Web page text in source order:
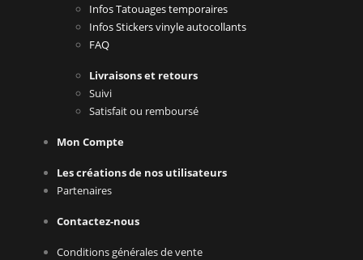
Infos Tatouages temporaires
Infos Stickers vinyle autocollants
FAQ
Livraisons et retours
Suivi
Satisfait ou remboursé
Mon Compte
Les créations de nos utilisateurs
Partenaires
Contactez-nous
Conditions générales de vente